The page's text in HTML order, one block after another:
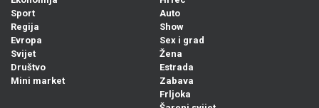
Sport
Regija
Evropa
Svijet
Društvo
Mini market
Auto
Show
Sex i grad
Žena
Estrada
Zabava
Frljoka